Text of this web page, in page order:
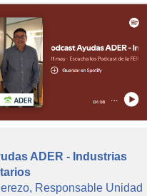
ADER - Industrias
Responsable Unidad